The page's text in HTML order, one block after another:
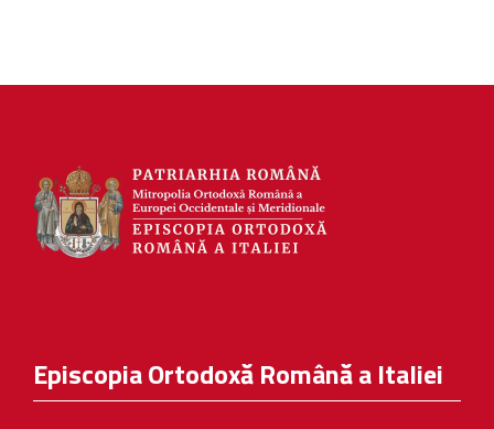
Episcopia Ortodoxă Română a Italiei